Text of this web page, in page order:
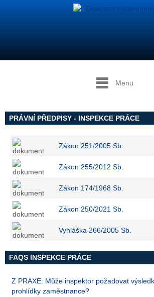
Menu
PRÁVNÍ PŘEDPISY - INSPEKCE PRÁCE
Zákon 251/2005 Sb.
Zákon 255/2012 Sb.
Zákon 174/1968 Sb
Zákon 250/2021 Sb.
Vyhláška 266/2005 Sb.
FAQS INSPEKCE PRÁCE
Z PRAXE: Může inspektor požadovat
prohlídky zaměstnance?